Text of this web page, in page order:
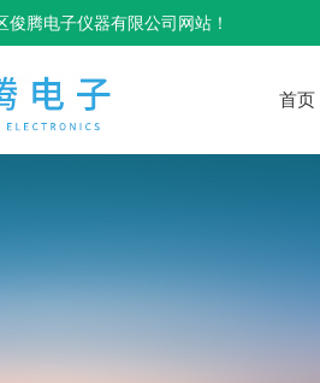
腾电子仪器有限公司网站！
首页